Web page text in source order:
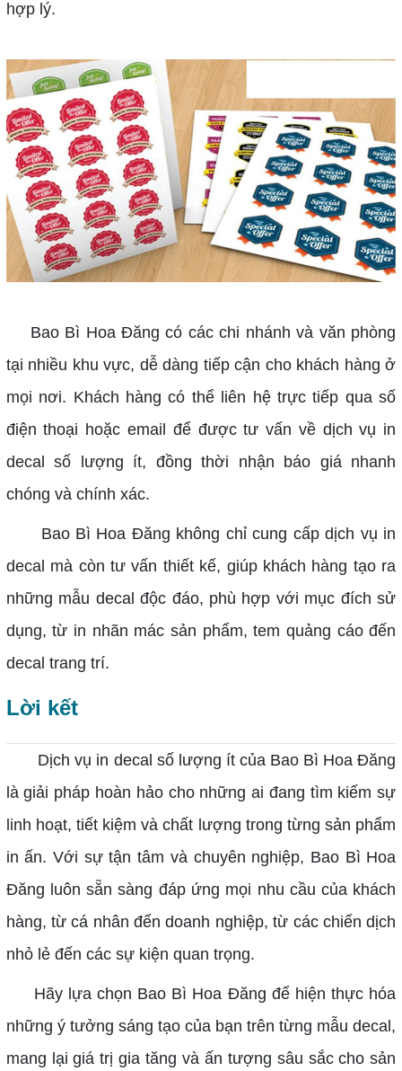
hợp lý.
Bao Bì Hoa Đăng có các chi nhánh và văn phòng
tại nhiều khu vực, dễ dàng tiếp cận cho khách hàng ở
mọi nơi. Khách hàng có thể liên hệ trực tiếp qua số
điện thoại hoặc email để được tư vấn về dịch vụ in
decal số lượng ít, đồng thời nhận báo giá nhanh
chóng và chính xác.
Bao Bì Hoa Đăng không chỉ cung cấp dịch vụ in
decal mà còn tư vấn thiết kế, giúp khách hàng tạo ra
những mẫu decal độc đáo, phù hợp với mục đích sử
dụng, từ in nhãn mác sản phẩm, tem quảng cáo đến
decal trang trí.
Lời kết
Dịch vụ in decal số lượng ít của Bao Bì Hoa Đăng
là giải pháp hoàn hảo cho những ai đang tìm kiếm sự
linh hoạt, tiết kiệm và chất lượng trong từng sản phẩm
in ấn. Với sự tận tâm và chuyên nghiệp, Bao Bì Hoa
Đăng luôn sẵn sàng đáp ứng mọi nhu cầu của khách
hàng, từ cá nhân đến doanh nghiệp, từ các chiến dịch
nhỏ lẻ đến các sự kiện quan trọng.
Hãy lựa chọn Bao Bì Hoa Đăng để hiện thực hóa
những ý tưởng sáng tạo của bạn trên từng mẫu decal,
mang lại giá trị gia tăng và ấn tượng sâu sắc cho sản